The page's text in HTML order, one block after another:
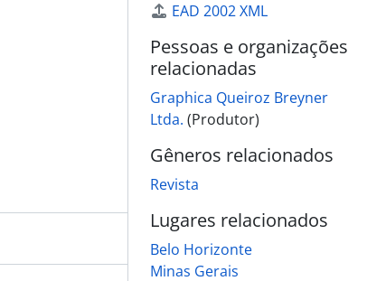
EAD 2002 XML
Pessoas e organizações
relacionadas
Graphica Queiroz Breyner
Ltda. (Produtor)
Gêneros relacionados
Revista
Lugares relacionados
Belo Horizonte
Minas Gerais